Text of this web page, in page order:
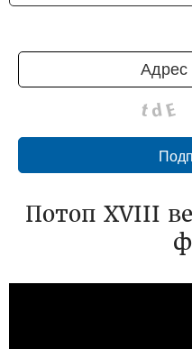
Потоп XVIII